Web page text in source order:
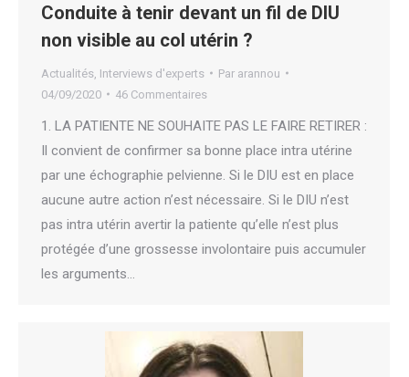
Conduite à tenir devant un fil de DIU
non visible au col utérin ?
Actualités Interviews d'experts Par arannou
04/09/2020
46 Commentaires
1. LA PATIENTE NE SOUHAITE PAS LE FAIRE RETIRER :
Il convient de confirmer sa bonne place intra utérine
par une échographie pelvienne. Si le DIU est en place
aucune autre action n’est nécessaire. Si le DIU n’est
pas intra utérin avertir la patiente qu’elle n’est plus
protégée d’une grossesse involontaire puis accumuler
les arguments…